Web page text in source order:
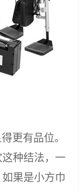
更有品位。
种结法，一
果是小方巾